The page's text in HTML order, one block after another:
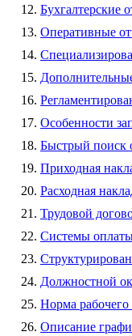
Бухгалтерские
Оперативные
Особенности
Быстрый поиск
Приходная
Расходная
Трудовой
Системы
Должностной
Норма рабочего
Описание